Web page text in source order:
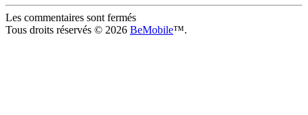
Les commentaires sont fermés
Tous droits réservés © 2026 BeMobile™.